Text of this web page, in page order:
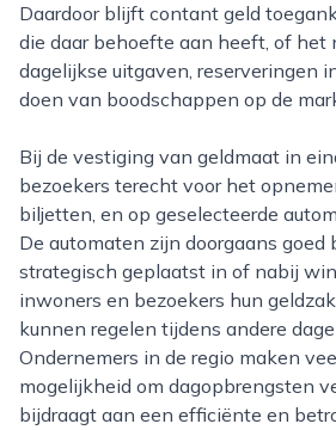
Daardoor blijft contant geld
die daar behoefte aan heeft, of het
dagelijkse uitgaven, reserveringen
doen van boodschappen op de
Bij de vestiging van geldmaat in eindhoven kunnen
bezoekers terecht voor het
biljetten, en op geselecteerde
De automaten zijn doorgaans goed
strategisch geplaatst in of nabij
inwoners en bezoekers hun
kunnen regelen tijdens andere
Ondernemers in de regio maken
mogelijkheid om dagopbrengsten
bijdraagt aan een efficiënte en